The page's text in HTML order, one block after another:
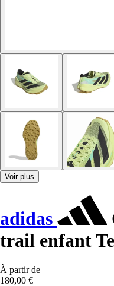
Voir plus
adidas
trail enfant
À partir de
180,00 €